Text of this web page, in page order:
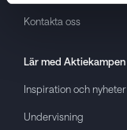
Kontakta oss
Lär med Aktiekampen
Inspiration och nyheter
Undervisning